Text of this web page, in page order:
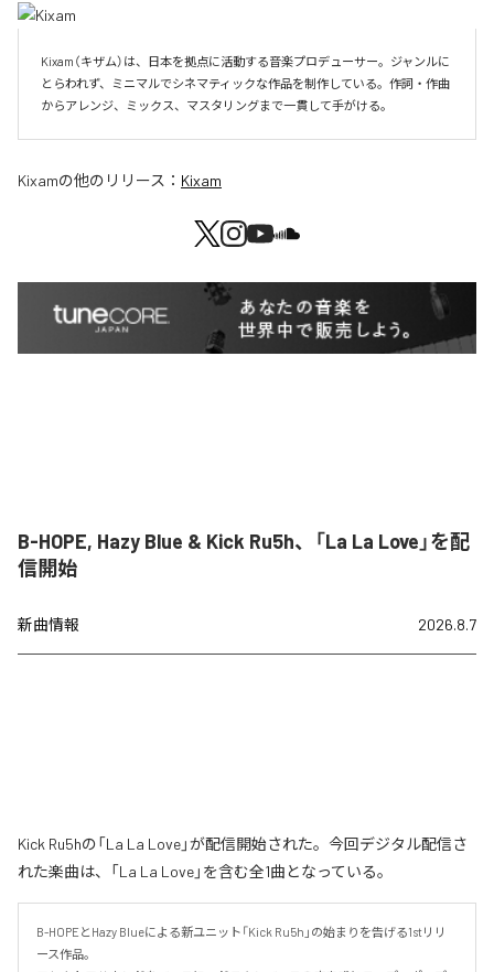
Kixam（キザム）は、日本を拠点に活動する音楽プロデューサー。ジャンルに
とらわれず、ミニマルでシネマティックな作品を制作している。作詞・作曲
からアレンジ、ミックス、マスタリングまで一貫して手がける。
Kixamの他のリリース： Kixam
B-HOPE, Hazy Blue & Kick Ru5h、「La La Love」を配
信開始
新曲情報 2026.8.7
Kick Ru5hの「La La Love」が配信開始された。今回デジタル配信さ
れた楽曲は、「La La Love」を含む全1曲となっている。
B-HOPEとHazy Blueによる新ユニット「Kick Ru5h」の始まりを告げる1stリリ
ース作品。